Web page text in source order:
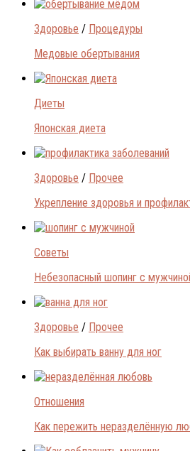
Здоровье / Процедуры
Медовые обертывания
Диеты
Японская диета
Здоровье / Прочее
Укрепление здоровья и
Советы
Небезопасный шопинг с
Здоровье / Прочее
Как выбирать ванну для ног
Отношения
Как пережить неразделённую